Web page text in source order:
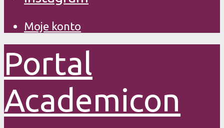
Moje konto
Portal
Academicon